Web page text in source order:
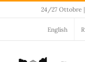
Salta
24/27 Ottobre |
English